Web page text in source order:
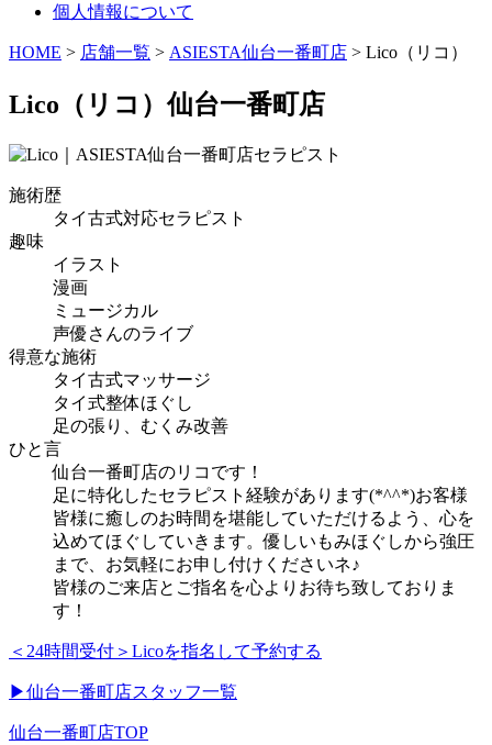
個人情報について
HOME > 店舗一覧 > ASIESTA仙台一番町店 > Lico（リコ）
Lico （リコ）仙台一番町店
施術歴
タイ古式対応セラピスト
趣味
イラスト
漫画
ミュージカル
声優さんのライブ
得意な施術
タイ古式マッサージ
タイ式整体ほぐし
足の張り、むくみ改善
ひと言
仙台一番町店のリコです！
足に特化したセラピスト経験があります(*^^*)お客様
皆様に癒しのお時間を堪能していただけるよう、心を
込めてほぐしていきます。優しいもみほぐしから強圧
まで、お気軽にお申し付けくださいネ♪
皆様のご来店とご指名を心よりお待ち致しておりま
す！
＜24時間受付＞ Licoを指名して予約する
▶仙台一番町店スタッフ一覧
仙台一番町店TOP